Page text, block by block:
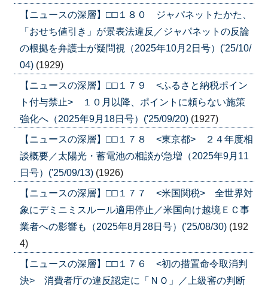
【ニュースの深層】□□１８０ ジャパネットたかた、
「おせち値引き」が景表法違反／ジャパネットの反論
の根拠を弁護士が疑問視（2025年10月2日号）('25/10/
04) (1929)
【ニュースの深層】□□１７９ <ふるさと納税ポイン
ト付与禁止> １０月以降、ポイントに頼らない施策
強化へ（2025年9月18日号）('25/09/20) (1927)
【ニュースの深層】□□１７８ <東京都> ２４年度相
談概要／太陽光・蓄電池の相談が急増（2025年9月11
日号）('25/09/13) (1926)
【ニュースの深層】□□１７７ <米国関税> 全世界対
象にデミニミスルール適用停止／米国向け越境ＥＣ事
業者への影響も（2025年8月28日号）('25/08/30) (192
4)
【ニュースの深層】□□１７６ <初の措置命令取消判
決> 消費者庁の違反認定に「ＮＯ」／上級審の判断